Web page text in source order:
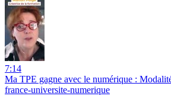
7:14
Ma TPE gagne avec le numérique :
france-universite-numerique